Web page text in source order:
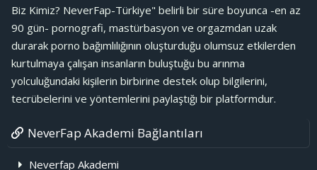
Biz Kimiz? NeverFap-Türkiye" belirli bir süre boyunca -en az
90 gün- pornografi, mastürbasyon ve orgazmdan uzak
durarak porno bağımlılığının oluşturduğu olumsuz etkilerden
kurtulmaya çalışan insanların buluştuğu bu arınma
yolculuğundaki kişilerin birbirine destek olup bilgilerini,
tecrübelerini ve yöntemlerini paylaştığı bir platformdur.
NeverFap Akademi Bağlantıları
Neverfap Akademi